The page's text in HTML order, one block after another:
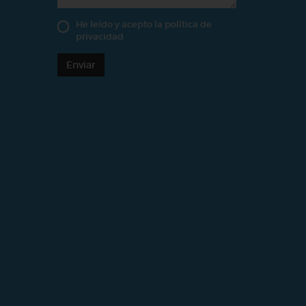
He leído y acepto la política de
privacidad
Enviar